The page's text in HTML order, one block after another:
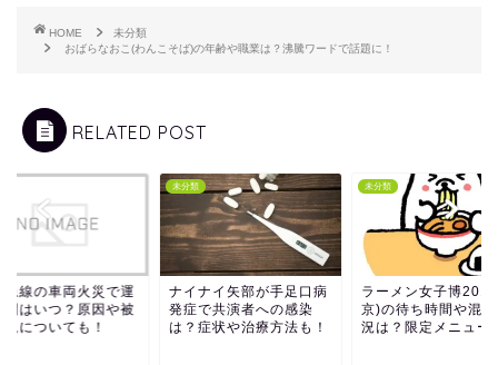
HOME
未分類
おばらなおこ(わんこそば)の年齢や職業は？沸騰ワードで話題に！
RELATED POST
急線の車両火災で運
開はいつ？原因や被
況についても！
未分類
ナイナイ矢部が手足口病
発症で共演者への感染
は？症状や治療方法も！
未分類
ラーメン女子博
京)の待ち時間や混
況は？限定メニュー